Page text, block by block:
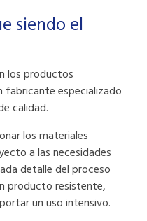
siendo el
los productos
especializado
calidad.
los materiales
a las necesidades
detalle del proceso
producto resistente,
un uso intensivo.